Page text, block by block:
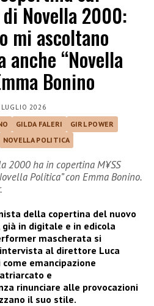
Novella 2000:
mi ascoltano
“Novella
Bonino
2026
GILDA FALERI
GIRL POWER
NOVELLA POLITICA
2000 ha in copertina M¥SS
Politica” con Emma Bonino.
della copertina del nuovo
in digitale e in edicola
mascherata si
intervista al direttore Luca
emancipazione
e
rinunciare alle provocazioni
il suo stile.